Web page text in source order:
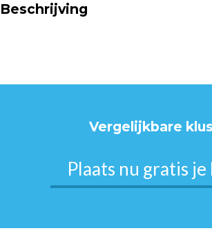
Beschrijving
Vergelijkbare
Plaats nu gratis je